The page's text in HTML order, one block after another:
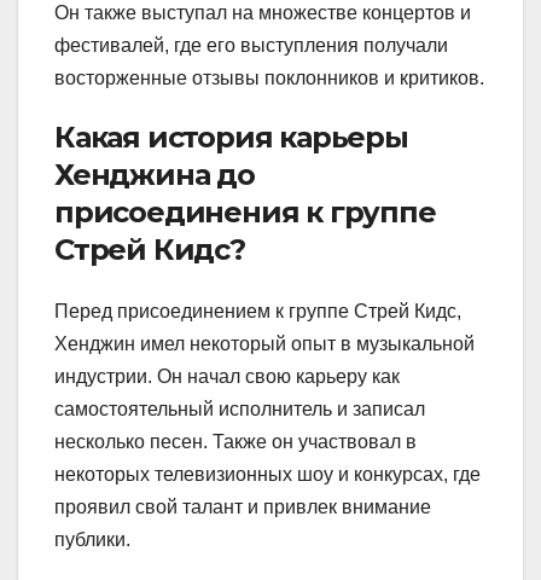
Он также выступал на множестве концертов и
фестивалей, где его выступления получали
восторженные отзывы поклонников и критиков.
Какая история карьеры
Хенджина до
присоединения к группе
Стрей Кидс?
Перед присоединением к группе Стрей Кидс,
Хенджин имел некоторый опыт в музыкальной
индустрии. Он начал свою карьеру как
самостоятельный исполнитель и записал
несколько песен. Также он участвовал в
некоторых телевизионных шоу и конкурсах, где
проявил свой талант и привлек внимание
публики.